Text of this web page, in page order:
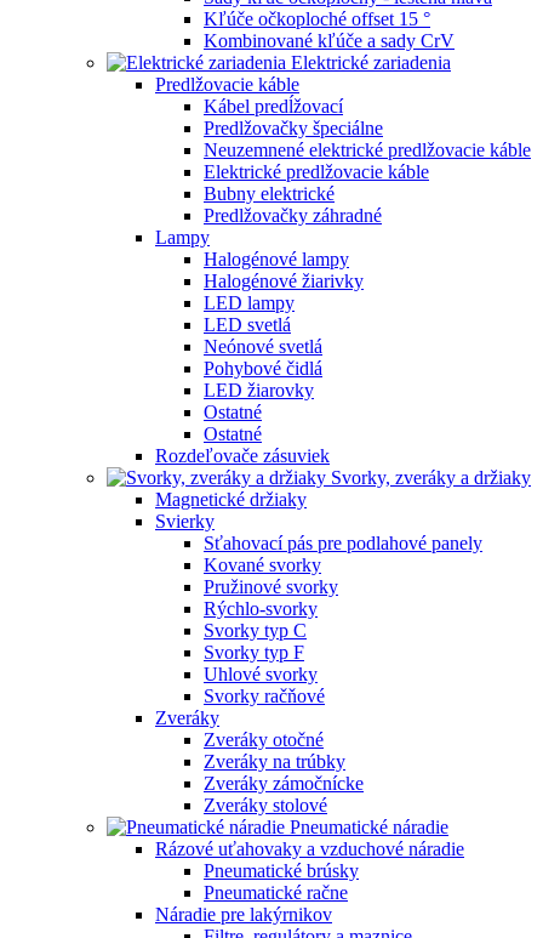
Kľúče očkoploché offset 15 °
Kombinované kľúče a sady CrV
Elektrické zariadenia
Predlžovacie káble
Kábel predĺžovací
Predlžovačky špeciálne
Neuzemnené elektrické predlžovacie káble
Elektrické predlžovacie káble
Bubny elektrické
Predlžovačky záhradné
Lampy
Halogénové lampy
Halogénové žiarivky
LED lampy
LED svetlá
Neónové svetlá
Pohybové čidlá
LED žiarovky
Ostatné
Ostatné
Rozdeľovače zásuviek
Svorky, zveráky a držiaky
Magnetické držiaky
Svierky
Sťahovací pás pre podlahové panely
Kované svorky
Pružinové svorky
Rýchlo-svorky
Svorky typ C
Svorky typ F
Uhlové svorky
Svorky račňové
Zveráky
Zveráky otočné
Zveráky na trúbky
Zveráky zámočnícke
Zveráky stolové
Pneumatické náradie
Rázové uťahovaky a vzduchové náradie
Pneumatické brúsky
Pneumatické račne
Náradie pre lakýrnikov